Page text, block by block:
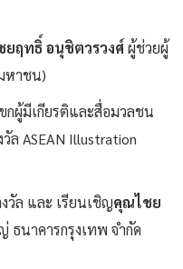
ยฤทธิ์ อนุชิตวรวงศ์ผู้ช่วยผู้
หาชน)
รติและสื่อมวลชน
ASEAN Illustration
วัล และ เรียนเชิญคุณไชย
ธนาคารกรุงเทพ จำกัด